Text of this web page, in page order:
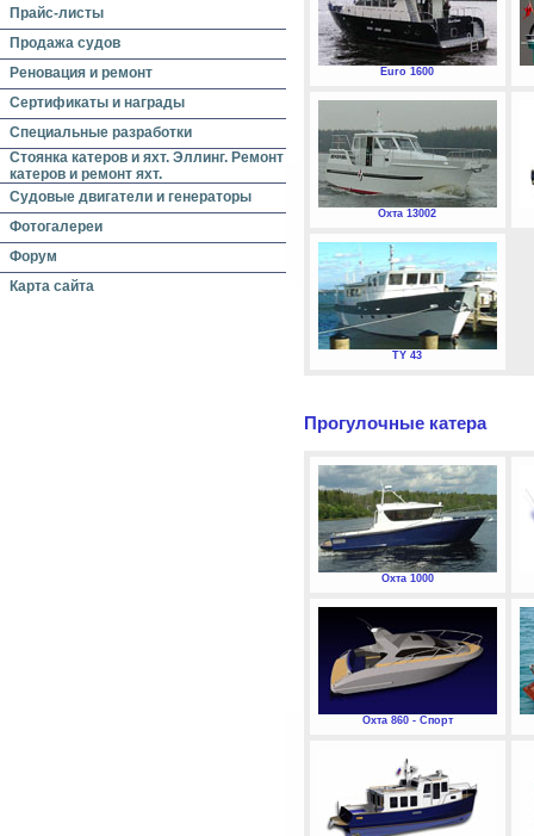
Прайс-листы
Продажа судов
Реновация и ремонт
Сертификаты и награды
Специальные разработки
Стоянка катеров и яхт. Эллинг. Ремонт
катеров и ремонт яхт.
Судовые двигатели и генераторы
Фотогалереи
Форум
Карта сайта
Euro 1600
Охта 13002
TY 43
Прогулочные катера
Охта 1000
Охта 860 - Спорт